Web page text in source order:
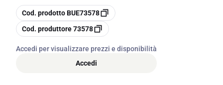
copia
Cod. prodottoBUE73578
copia
Cod. produttore73578
Accedi per visualizzare prezzi e disponibilità
Accedi